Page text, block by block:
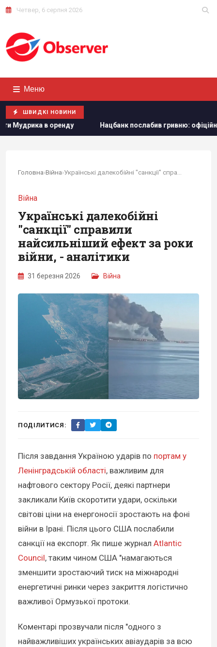
Четвер, 6 серпня 2026
Меню
ШВИДКІ НОВИНИ
Нацбанк послабив гривню: офіційний курс валют на
Головна›Війна›
Війна
Українські далекобійні
"санкції" справили
найсильніший ефект за роки
війни, - аналітики
31 березня 2026 Війна
ПОДІЛИТИСЯ:
Після завдання Україною ударів по портам у
Ленінградській області, важливим для
нафтового сектору Росії, деякі партнери
закликали Київ скоротити удари, оскільки
світові ціни на енергоносії зростають на фоні
війни в Ірані. Після цього США послабили
санкції на експорт. Як пише журнал Atlantic
Council, таким чином США "намагаються
зменшити зростаючий тиск на міжнародні
енергетичні ринки через закриття логістично
важливої Ормузької протоки.
Коментарі прозвучали після "одного з
найважливіших українських авіаударів за всю